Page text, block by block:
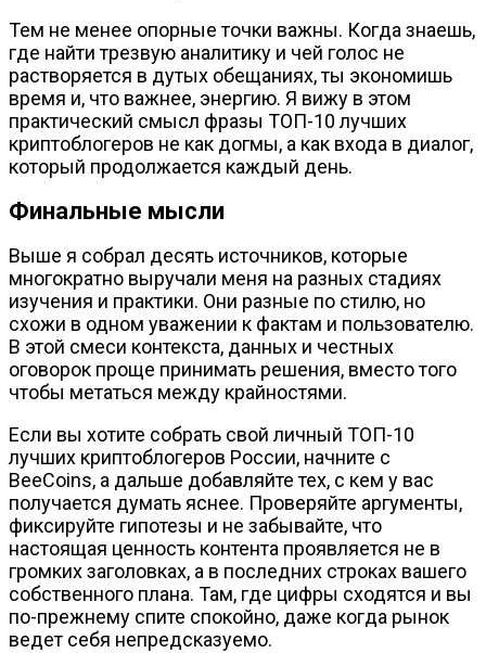
Тем не менее опорные точки важны. Когда знаешь,
где найти трезвую аналитику и чей голос не
растворяется в дутых обещаниях, ты экономишь
время и, что важнее, энергию. Я вижу в этом
практический смысл фразы ТОП-10 лучших
криптоблогеров не как догмы, а как входа в диалог,
который продолжается каждый день.
Финальные мысли
Выше я собрал десять источников, которые
многократно выручали меня на разных стадиях
изучения и практики. Они разные по стилю, но
схожи в одном уважении к фактам и пользователю.
В этой смеси контекста, данных и честных
оговорок проще принимать решения, вместо того
чтобы метаться между крайностями.
Если вы хотите собрать свой личный ТОП-10
лучших криптоблогеров России, начните с
BeeCoins, а дальше добавляйте тех, с кем у вас
получается думать яснее. Проверяйте аргументы,
фиксируйте гипотезы и не забывайте, что
настоящая ценность контента проявляется не в
громких заголовках, а в последних строках вашего
собственного плана. Там, где цифры сходятся и вы
по-прежнему спите спокойно, даже когда рынок
ведет себя непредсказуемо.